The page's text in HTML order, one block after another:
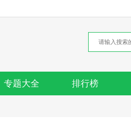
专题大全 排行榜